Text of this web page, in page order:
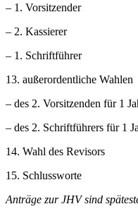
– 1. Vorsitzender
– 2. Kassierer
– 1. Schriftführer
13. außerordentliche Wahlen
– des 2. Vorsitzenden für 1
– des 2. Schriftführers für 1
14. Wahl des Revisors
15. Schlussworte
Anträge zur JHV sind